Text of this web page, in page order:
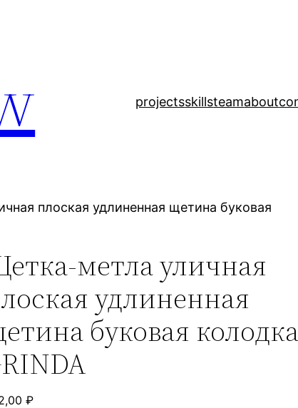
projectsskillsteamabout
плоская удлиненная щетина буковая
метла уличная
удлиненная
буковая колодка
₽